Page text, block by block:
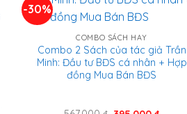
-30%
COMBO SÁCH HAY
Combo 2 Sách của tác giả Trần
Minh: Đầu tư BĐS cá nhân + Hợp
đồng Mua Bán BĐS